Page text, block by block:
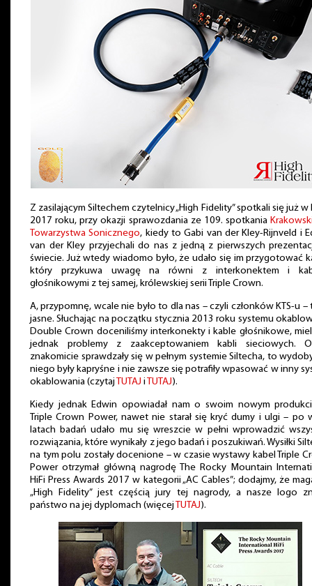
Z zasilającym Siltechem czytelnicy „High Fidelity” spotkali się już w
2017 roku, przy okazji sprawozdania ze 109. spotkania
Towarzystwa Sonicznego, kiedy to Gabi van der Kley-Rijnveld i
van der Kley przyjechali do nas z jedną z pierwszych
świecie. Już wtedy wiadomo było, że udało się im przygotować
który przykuwa uwagę na równi z interkonektem i
głośnikowymi z tej samej, królewskiej serii Triple Crown.
A, przypomnę, wcale nie było to dla nas – czyli członków KTS-u –
jasne. Słuchając na początku stycznia 2013 roku systemu
Double Crown doceniliśmy interkonekty i kable głośnikowe,
jednak problemy z zaakceptowaniem kabli sieciowych.
znakomicie sprawdzały się w pełnym systemie Siltecha, to
niego były kapryśne i nie zawsze się potrafiły wpasować w inny
okablowania (czytaj
TUTAJ i TUTAJ).
Kiedy jednak Edwin opowiadał nam o swoim nowym
Triple Crown Power, nawet nie starał się kryć dumy i ulgi – po
latach badań udało mu się wreszcie w pełni wprowadzić
rozwiązania, które wynikały z jego badań i poszukiwań. Wysiłki
na tym polu zostały docenione – w czasie wystawy kabel Triple
Power otrzymał główną nagrodę The Rocky Mountain
HiFi Press Awards 2017 w kategorii „AC Cables”; dodajmy, że
„High Fidelity” jest częścią jury tej nagrody, a nasze logo
państwo na jej dyplomach (więcej TUTAJ).